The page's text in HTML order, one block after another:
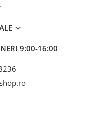
9:00-16:00